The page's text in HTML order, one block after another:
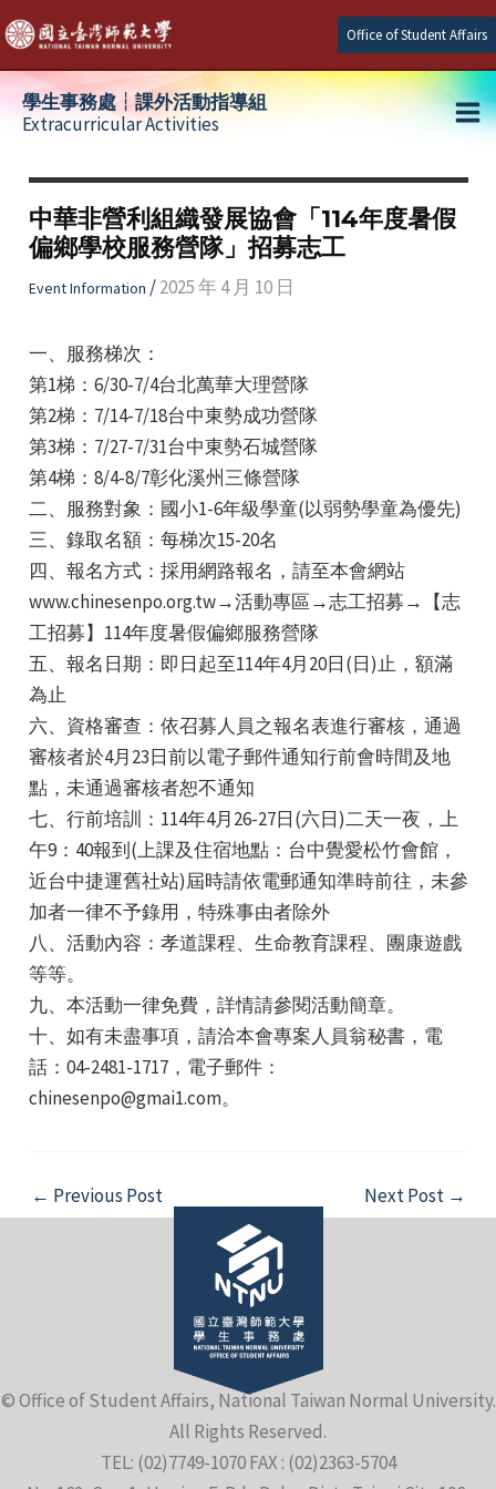
Skip
to
content
Office of Student Affairs
學生事務處┆課外活動指導組
Extracurricular Activities
中華非營利組織發展協會「114年度暑假
偏鄉學校服務營隊」招募志工
Event Information /2025 年 4 月 10 日
一、服務梯次：
第1梯：6/30-7/4台北萬華大理營隊
第2梯：7/14-7/18台中東勢成功營隊
第3梯：7/27-7/31台中東勢石城營隊
第4梯：8/4-8/7彰化溪州三條營隊
二、服務對象：國小1-6年級學童(以弱勢學童為優先)
三、錄取名額：每梯次15-20名
四、報名方式：採用網路報名，請至本會網站
www.chinesenpo.org.tw→活動專區→志工招募→【志
工招募】114年度暑假偏鄉服務營隊
五、報名日期：即日起至114年4月20日(日)止，額滿
為止
六、資格審查：依召募人員之報名表進行審核，通過
審核者於4月23日前以電子郵件通知行前會時間及地
點，未通過審核者恕不通知
七、行前培訓：114年4月26-27日(六日)二天一夜，上
午9：40報到(上課及住宿地點：台中覺愛松竹會館，
近台中捷運舊社站)屆時請依電郵通知準時前往，未參
加者一律不予錄用，特殊事由者除外
八、活動內容：孝道課程、生命教育課程、團康遊戲
等等。
九、本活動一律免費，詳情請參閱活動簡章。
十、如有未盡事項，請洽本會專案人員翁秘書，電
話：04-2481-1717，電子郵件：
chinesenpo@gmai1.com。
Post
navigation
← Previous Post Next Post →
© Office of Student Affairs, National Taiwan Normal University.
All Rights Reserved.
TEL: (02)7749-1070 FAX : (02)2363-5704